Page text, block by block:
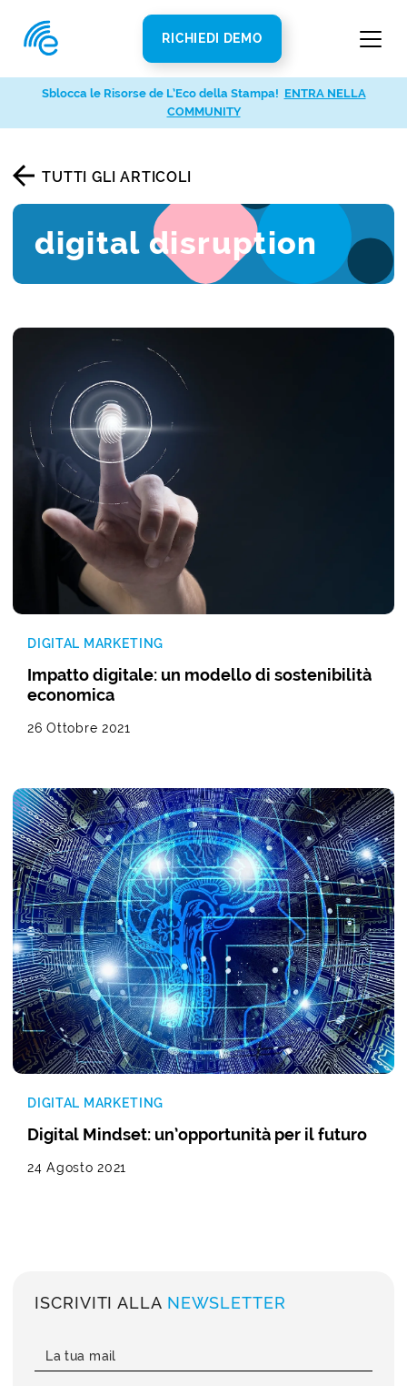
RICHIEDI DEMO
TUTTI GLI ARTICOLI
digital disruption
DIGITAL MARKETING
Impatto digitale: un modello di sostenibilità
economica
26 Ottobre 2021
DIGITAL MARKETING
Digital Mindset: un’opportunità per il futuro
24 Agosto 2021
ISCRIVITI ALLA NEWSLETTER
Sblocca le Risorse de L’Eco della Stampa! ENTRA NELLA
COMMUNITY